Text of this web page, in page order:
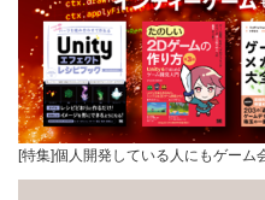
[特集]個人開発している人にもゲーム